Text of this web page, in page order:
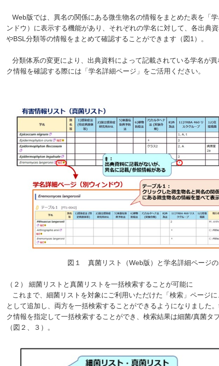
Web版では、異名の関係にある微生物名の情報をまとめた表を「
ンドウ）に表示する機能があり、それぞれの学名に対して、各出典
やBSL分類等の情報をまとめて確認することができます（図1）。
分類体系の変更により、出典資料によって記載されている学名が
ク情報を確認する際には「学名詳細ページ」をご活用ください。
図１ 真菌リスト（Web版）と学名詳細ページ
（２） 細菌リストと真菌リストを一括検索することが可能に
これまで、細菌リストを対象にご利用いただけた「検索」ページ
として追加し、両方を一括検索することができるようになりました
ク情報を指定して一括検索することができ、検索結果は細菌/真菌タ
（図２、３）。